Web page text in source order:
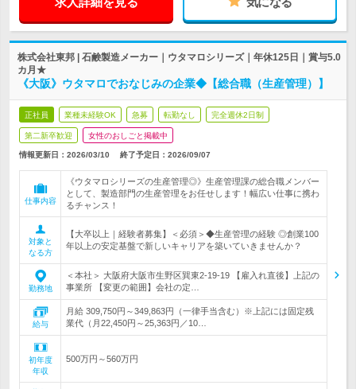
株式会社東邦 | 石鹸製造メーカー｜ウタマロシリーズ｜年休125日｜賞与5.0
カ月★
《大阪》ウタマロでおなじみの企業◆【総合職（生産管理）】
正社員 業種未経験OK 急募 転勤なし 完全週休2日制
第二新卒歓迎 女性のおしごと掲載中
情報更新日：2026/03/10 終了予定日： 2026/09/07
仕事内容
《ウタマロシリーズの生産管理◎》生産管理課の総合職メンバー
として、製造部門の生産管理をお任せします！幅広い仕事に携わ
るチャンス！
対象と
なる方
【大卒以上｜経験者募集】＜必須＞◆生産管理の経験 ◎創業100
年以上の安定基盤で新しいキャリアを築いていきませんか？
勤務地
＜本社＞ 大阪府大阪市生野区巽東2-19-19 【雇入れ直後】上記の
事業所 【変更の範囲】会社の定…
給与
月給 309,750円～349,863円（一律手当含む）※上記には固定残
業代（月22,450円～25,363円／10…
初年度
年収
500万円～560万円